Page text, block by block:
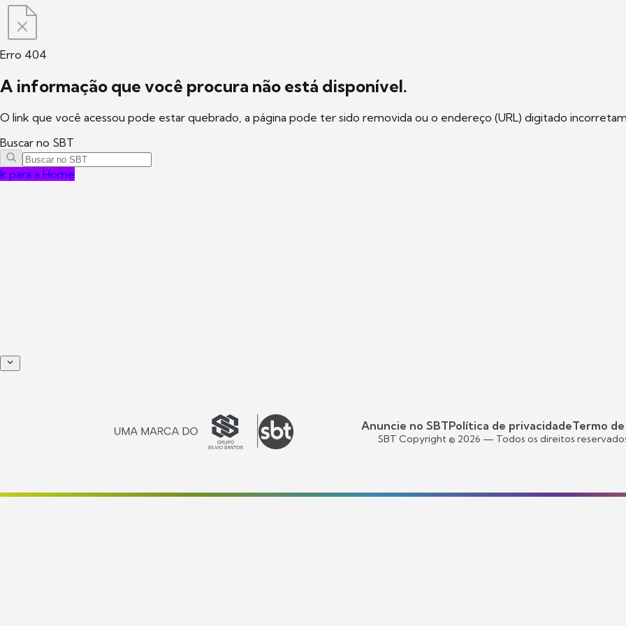
Erro 404
A informação que você procura não está disponível.
O link que você acessou pode estar quebrado, a página pode ter sido removida ou o endereço (URL) digitado
Buscar no SBT
Ir para a Home
Anuncie no SBTPolítica de privacidadeTermo de
SBT Copyright © 2026 — Todos os direitos